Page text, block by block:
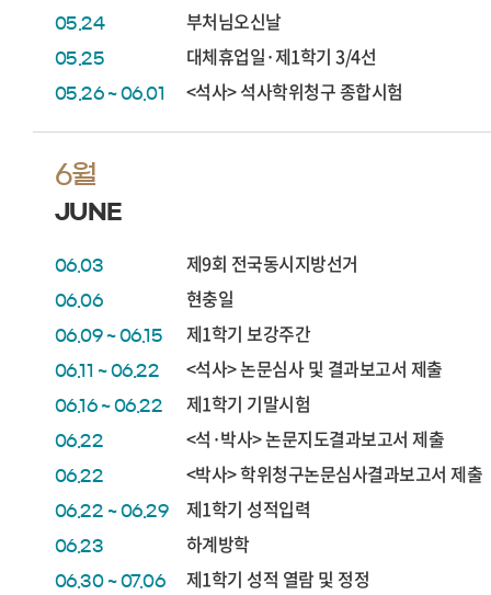
05.24 부처님오신날
05.25 대체휴업일·제1학기 3/4선
05.26 ~ 06.01 <석사> 석사학위청구 종합시험
6월
JUNE
06.03 제9회 전국동시지방선거
06.06 현충일
06.09 ~ 06.15 제1학기 보강주간
06.11 ~ 06.22 <석사> 논문심사 및 결과보고서 제출
06.16 ~ 06.22 제1학기 기말시험
06.22 <석·박사> 논문지도결과보고서 제출
06.22 <박사> 학위청구논문심사결과보고서 제출
06.22 ~ 06.29 제1학기 성적입력
06.23 하계방학
06.30 ~ 07.06 제1학기 성적 열람 및 정정